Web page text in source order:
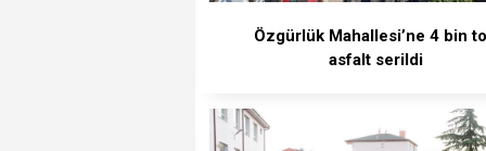
Özgürlük Mahallesi’ne 4 bin
asfalt serildi